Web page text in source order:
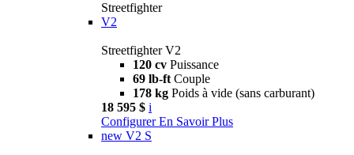
Streetfighter
V2
Streetfighter V2
120 cv Puissance
69 lb-ft Couple
178 kg Poids à vide (sans carburant)
18 595 $ i
Configurer En Savoir Plus
new V2 S